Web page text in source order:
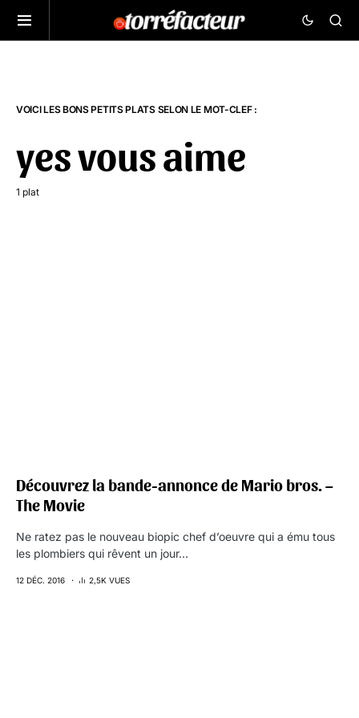
VOICI LES BONS PETITS PLATS SELON LE MOT-CLEF :
yes vous aime
1 plat
Découvrez la bande-annonce de Mario bros. –
The Movie
Ne ratez pas le nouveau biopic chef d’oeuvre qui a ému tous
les plombiers qui rêvent un jour…
12 DÉC. 2016 2,5K VUES